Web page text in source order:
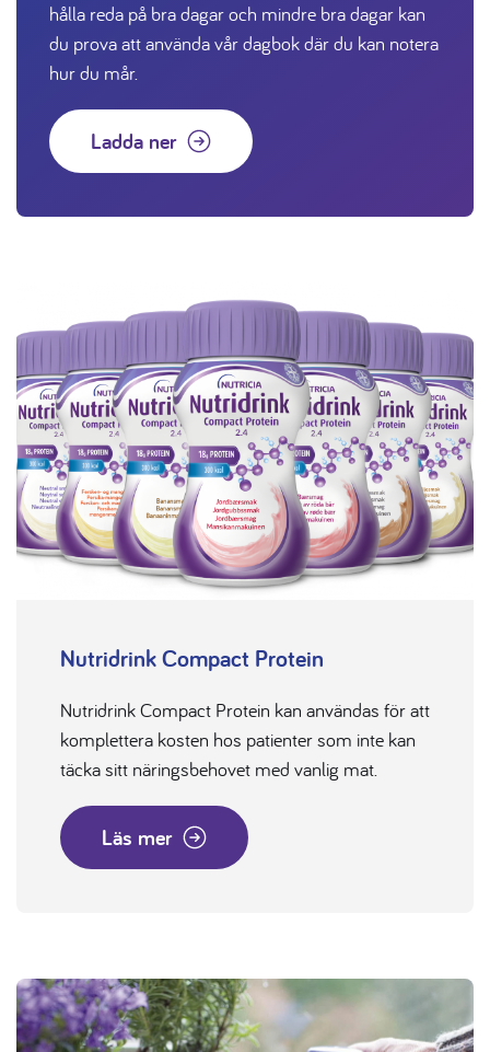
hålla reda på bra dagar och mindre bra dagar kan
du prova att använda vår dagbok där du kan notera
hur du mår.
Ladda ner
Nutridrink Compact Protein
Nutridrink Compact Protein kan användas för att
komplettera kosten hos patienter som inte kan
täcka sitt näringsbehovet med vanlig mat.
Läs mer